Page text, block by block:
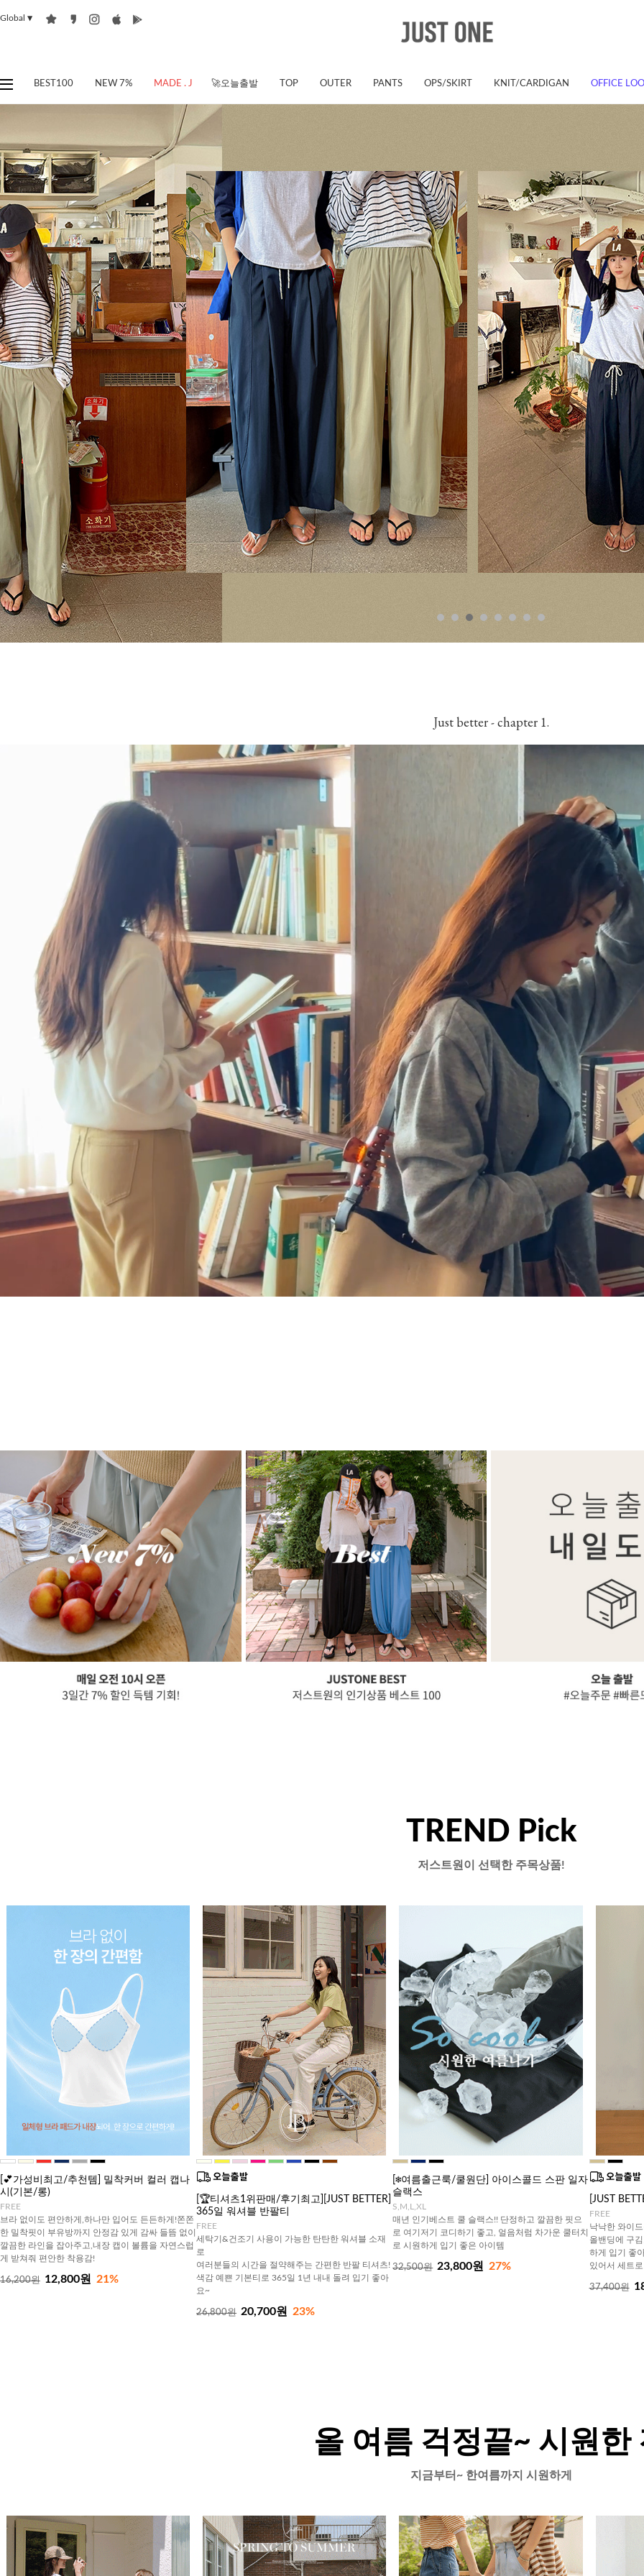
Global ▼
BEST100 NEW 7% MADE . J 🚀오늘출발 TOP OUTER PANTS OPS/SKIRT KNIT/CARDIGAN OFFICE
Just better - chapter 1.
TREND Pick
저스트원이 선택한 주목상품!
[💕가성비최고/추천템] 밀착커버 컬러 캡나
시(기본/롱)
FREE
브라 없이도 편안하게,하나만 입어도 든든하게!쫀쫀
한 밀착핏이 부유방까지 안정감 있게 감싸 들뜸 없이
깔끔한 라인을 잡아주고,내장 캡이 볼륨을 자연스럽
게 받쳐줘 편안한 착용감!
16,200원 12,800원 21%
[🏆티셔츠1위판매/후기최고][JUST BETTER]
365일 워셔블 반팔티
FREE
세탁기&건조기 사용이 가능한 탄탄한 워셔블 소재
로
여러분들의 시간을 절약해주는 간편한 반팔 티셔츠!
색감 예쁜 기본티로 365일 1년 내내 돌려 입기 좋아
요~
26,800원 20,700원 23%
[❄️여름출근룩/쿨원단] 아이스콜드 스판 일자
슬랙스
S,M,L,XL
매년 인기베스트 쿨 슬랙스!! 단정하고 깔끔한 핏으
로 여기저기 코디하기 좋고, 얼음처럼 차가운 쿨터치
로 시원하게 입기 좋은 아이템
32,500원 23,800원 27%
[JUST
FREE
낙낙한 와이
올밴딩에 구
하게 입기 좋
있어서 세트
37,400원
올 여름 걱정끝~ 시원한
지금부터~ 한여름까지 시원하게